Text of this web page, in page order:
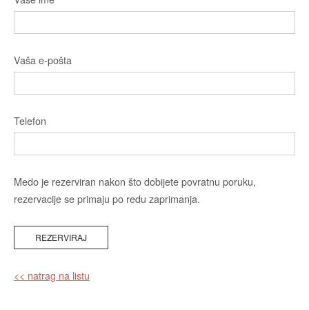
Vaša e-pošta
Telefon
Medo je rezerviran nakon što dobijete povratnu poruku,
rezervacije se primaju po redu zaprimanja.
<< natrag na listu